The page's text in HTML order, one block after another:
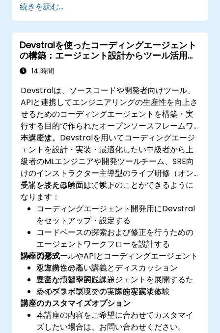
続きを読む...
Devstralを使ったコーディングエージェント
の構築：エージェント設計からツール活用ま
で 14 時間
Devstralは、ソースコードや開発者向けツール、
APIと連携してエンジニアリングの生産性を向上さ
せるためのコーディングエージェントを構築・実
行する目的で作られたオープンソースフレームワ
ークです。
本講座は、Devstralを用いてコーディングエージ
ェントを設計・実装・最適化したい中級者から上
級者のMLエンジニアや開発ツールチーム、SRE向
けのインストラクター主導型のライブ研修（オン
ラインまたは対面）です。
受講を終える頃には、以下のことができるように
なります：
コーディングエージェント開発用にDevstral
をセットアップ・設定する
コードベースの探索および修正を行うための
エージェントワークフローを設計する
開発ツールやAPIとコーディングエージェント
を連携させる
安全かつ効率的にエージェントを展開するた
めのベストプラクティスを実践する
講座の形式
双方向性の高い講義とディスカッション
豊富な演習や実践課題
ライブラボ環境での実際的な実装体験
講座のカスタマイズオプション
本講座の内容をご希望に合わせてカスタマイ
ズしたい場合は、お問い合わせください。